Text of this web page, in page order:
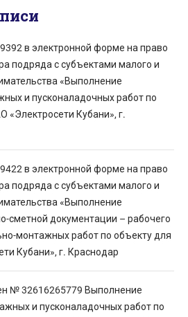
в электронной форме на право
подряда с субъектами малого и
«Выполнение
и пусконаладочных работ по
«Электросети Кубани», г.
в электронной форме на право
подряда с субъектами малого и
«Выполнение
сметной документации – рабочего
монтажных работ по объекту для
Кубани», г. Краснодар
№ 32616265779 Выполнение
и пусконаладочных работ по